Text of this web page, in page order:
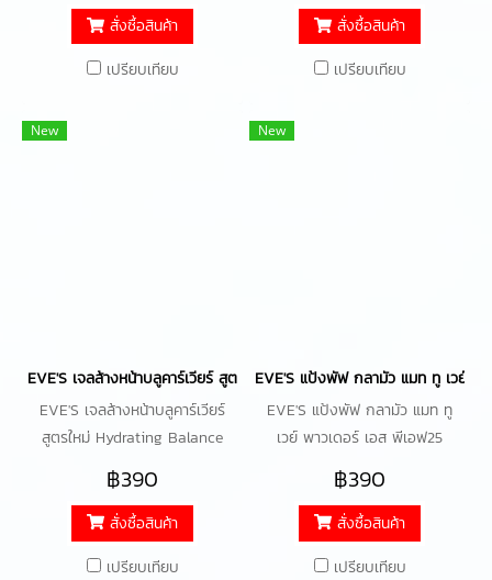
สั่งซื้อสินค้า
เปรียบเทียบ
สั่งซื้อสินค้า
เปรียบเทียบ
New
EVE'S เจลล้างหน้าบลูคาร์เวียร์ สูตรใหม่ Hydrating Balance Cleanser
EVE'S เจลล้างหน้าบลูคาร์เวียร์
สูตรใหม่ Hydrating Balance
Cleanser Gel ทำความสะอาด
ใบหน้าอย่างอ่อนโยน ปราศจาก
แอลกอฮอล์ล
฿390
สั่งซื้อสินค้า
เปรียบเทียบ
New
EVE'S แป้งพัฟ กลามัว แมท ทู เวย์ พ
EVE'S แป้งพัฟ กลามัว แมท ทู
เวย์ พาวเดอร์ เอส พีเอฟ25
พีเอ+++ แป้งพัฟเบาสบายผิว กัน
น้ำ กันเหงื่อ ติดทนยาวนาน
฿390
สั่งซื้อสินค้า
เปรียบเทียบ